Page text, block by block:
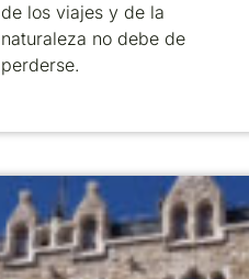
de los viajes y de la
naturaleza no debe de
perderse.